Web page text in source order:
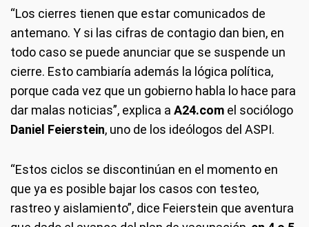
“Los cierres tienen que estar comunicados de
antemano. Y si las cifras de contagio dan bien, en
todo caso se puede anunciar que se suspende un
cierre. Esto cambiaría además la lógica política,
porque cada vez que un gobierno habla lo hace para
dar malas noticias”, explica a A24.com el sociólogo
Daniel Feierstein, uno de los ideólogos del ASPI.
“Estos ciclos se discontinúan en el momento en
que ya es posible bajar los casos con testeo,
rastreo y aislamiento”, dice Feierstein que aventura